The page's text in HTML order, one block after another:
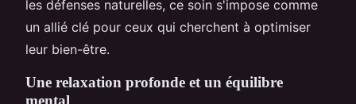
les défenses naturelles, ce soin s'impose comme
un allié clé pour ceux qui cherchent à optimiser
leur bien-être.
Une relaxation profonde et un équilibre
mental